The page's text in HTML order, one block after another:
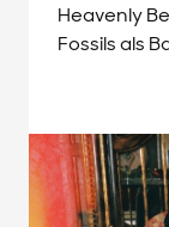
Heavenly
Fossils als